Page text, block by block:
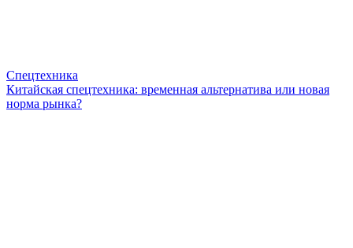
Спецтехника
Китайская спецтехника: временная альтернатива или новая
норма рынка?